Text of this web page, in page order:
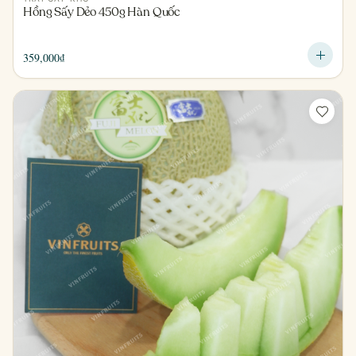
Hồng Sấy Dẻo 450g Hàn Quốc
359,000₫